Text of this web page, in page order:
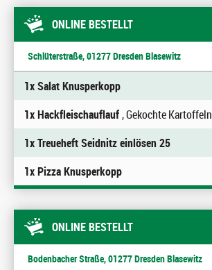
ONLINE BESTELLT
Schlüterstraße, 01277 Dresden Blasewitz
1x Salat Knusperkopp
1x Hackfleischauflauf, Gekochte Kartoffeln
1x Treueheft Seidnitz einlösen 25
1x Pizza Knusperkopp
ONLINE BESTELLT
Bodenbacher Straße, 01277 Dresden Blasewitz